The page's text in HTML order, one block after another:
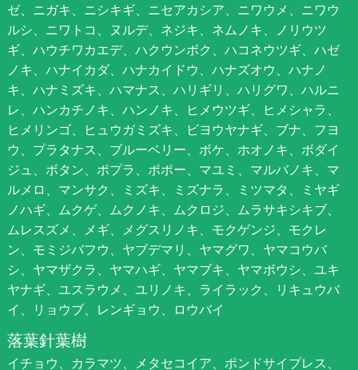
ゼ、ニガキ、ニシキギ、ニセアカシア、ニワウメ、ニワウ
ルシ、ニワトコ、ヌルデ、ネジキ、ネムノキ、ノリウツ
ギ、ハウチワカエデ、ハクウンボク、ハコネウツギ、ハゼ
ノキ、ハナイカダ、ハナカイドウ、ハナズオウ、ハナノ
キ、ハナミズキ、ハマナス、ハリギリ、ハリグワ、ハルニ
レ、ハンカチノキ、ハンノキ、ヒメウツギ、ヒメシャラ、
ヒメリンゴ、ヒュウガミズキ、ビヨウヤナギ、ブナ、フヨ
ウ、プラタナス、ブルーベリー、ボケ、ホオノキ、ボダイ
ジュ、ボタン、ポプラ、ポポー、マユミ、マルバノキ、マ
ルメロ、マンサク、ミズキ、ミズナラ、ミツマタ、ミヤギ
ノハギ、ムクゲ、ムクノキ、ムクロジ、ムラサキシキブ、
ムレスズメ、メギ、メグスリノキ、モクゲンジ、モクレ
ン、モミジバフウ、ヤブデマリ、ヤマグワ、ヤマコウバ
シ、ヤマザクラ、ヤマハギ、ヤマブキ、ヤマボウシ、ユキ
ヤナギ、ユスラウメ、ユリノキ、ライラック、リキュウバ
イ、リョウブ、レンギョウ、ロウバイ
落葉針葉樹
イチョウ、カラマツ、メタセコイア、ポンドサイプレス、